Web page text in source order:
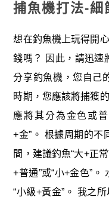
捕魚機打法-細
想在釣魚機上玩得開
錢嗎？ 因此，請迅速
分享釣魚機，您自己
時期，您應該將捕獲
應將其分為金色或
+金”。 根據周期的不
間，建議釣魚“大+正
+普通”或“小+金色”。
“小級+黃金”。 我之